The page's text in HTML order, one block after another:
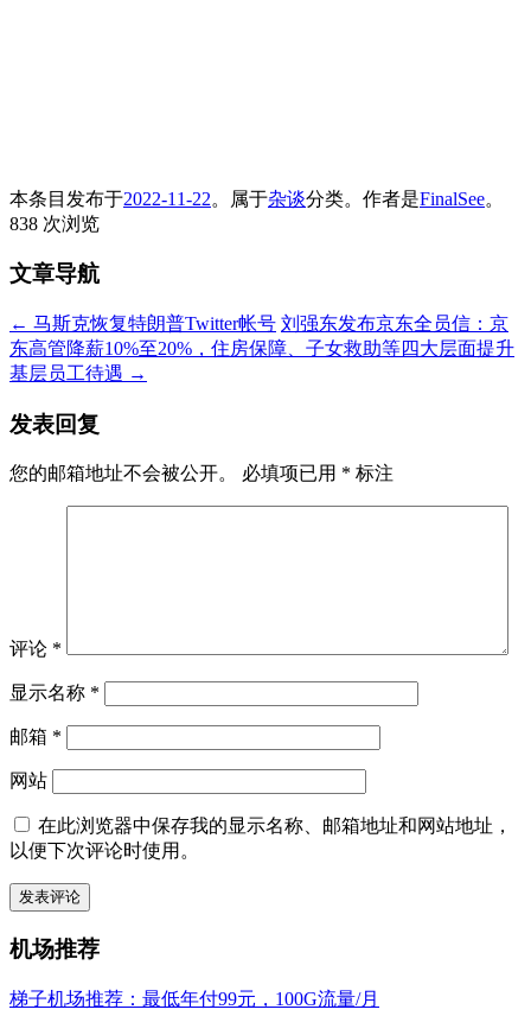
本条目发布于2022-11-22。属于杂谈分类。 作者是FinalSee。
838 次浏览
文章导航
← 马斯克恢复特朗普Twitter帐号 刘强东发布京东全员信：京
东高管降薪10%至20%，住房保障、子女救助等四大层面提升
基层员工待遇 →
发表回复
您的邮箱地址不会被公开。 必填项已用 * 标注
评论 *
显示名称 *
邮箱 *
网站
在此浏览器中保存我的显示名称、邮箱地址和网站地址，
以便下次评论时使用。
机场推荐
梯子机场推荐：最低年付99元，100G流量/月